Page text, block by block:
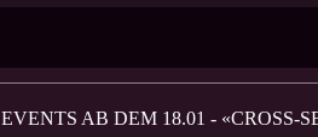
EVENTS AB DEM 18.01 - «CROSS-